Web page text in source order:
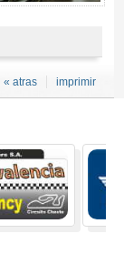
imprimir
« atras